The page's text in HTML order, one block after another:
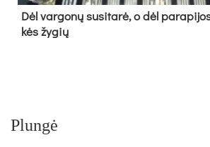
Dėl var­go­nų su­si­ta­rė, o dėl
kės žy­gių
Plungė